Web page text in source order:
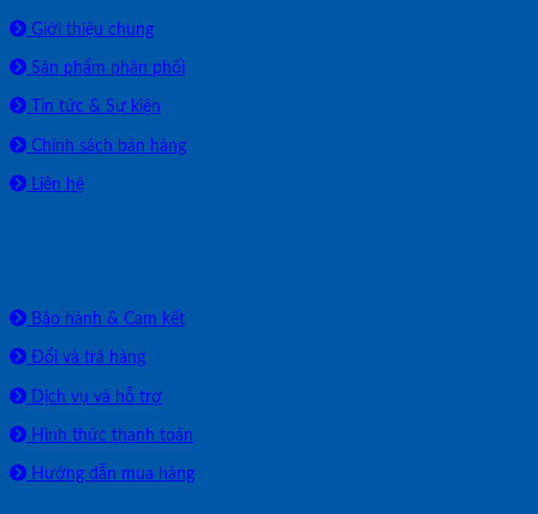
Giới thiệu chung
Sản phẩm phân phối
Tin tức & Sự kiện
Chính sách bán hàng
Liên hệ
Bảo hành & Cam kết
Đổi và trả hàng
Dịch vụ và hỗ trợ
Hình thức thanh toán
Hướng dẫn mua hàng